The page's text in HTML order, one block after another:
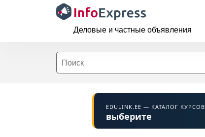
Перейти к основному содержанию
Деловые и частные объявления
EDULINK.EE — КАТАЛОГ КУРСОВ
выберите